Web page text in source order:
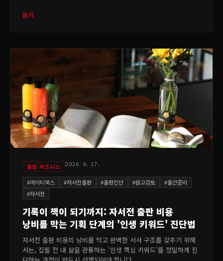
읽기
출판 비즈니스 2026. 6. 17.
#마이티북스 #자서전출판 #출판진단 #원고검토 #출간준비
#자서전
기록이 책이 되기까지: 자서전 출판 비용
낭비를 막는 기획 단계의 '인생 키워드' 진단법
자서전 출판 비용의 낭비를 막고 완벽한 서사 구조를 갖추기 위해
서는, 집필 전 내 삶을 관통하는 '인생 핵심 키워드'를 정밀하게 진